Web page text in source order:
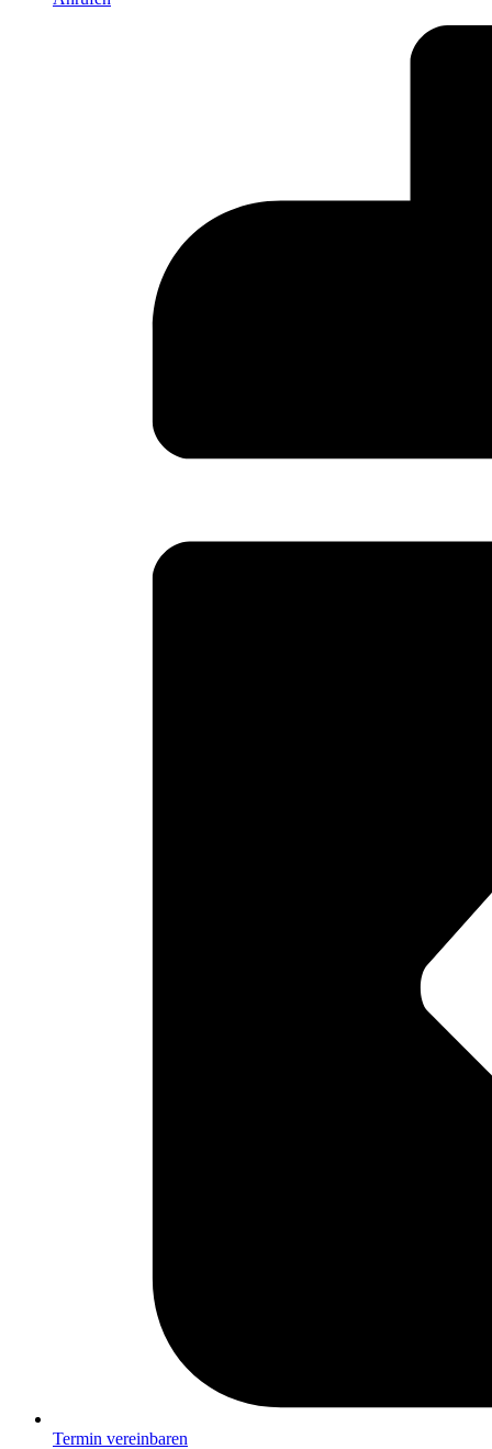
Termin vereinbaren